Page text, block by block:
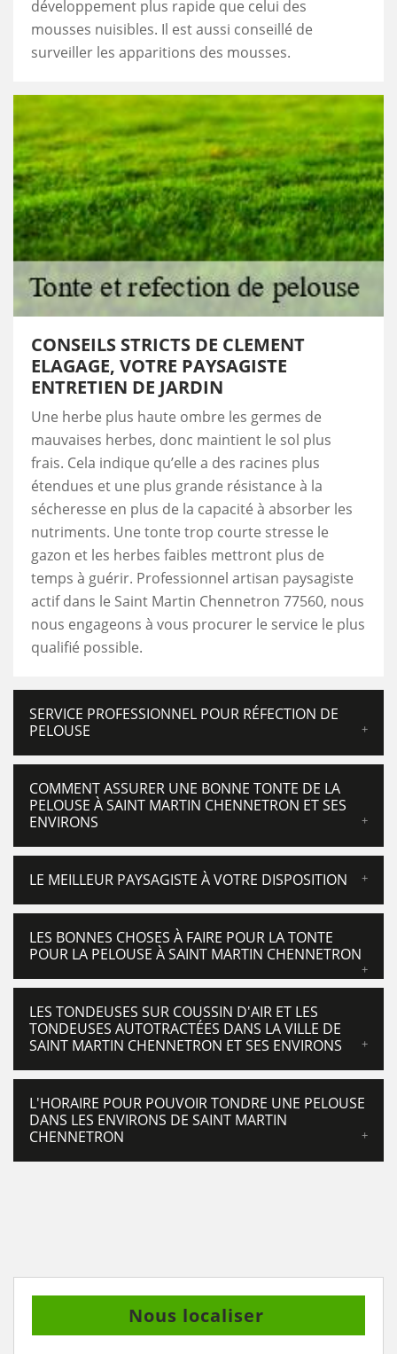
développement plus rapide que celui des
mousses nuisibles. Il est aussi conseillé de
surveiller les apparitions des mousses.
CONSEILS STRICTS DE CLEMENT
ELAGAGE, VOTRE PAYSAGISTE
ENTRETIEN DE JARDIN
Une herbe plus haute ombre les germes de
mauvaises herbes, donc maintient le sol plus
frais. Cela indique qu’elle a des racines plus
étendues et une plus grande résistance à la
sécheresse en plus de la capacité à absorber les
nutriments. Une tonte trop courte stresse le
gazon et les herbes faibles mettront plus de
temps à guérir. Professionnel artisan paysagiste
actif dans le Saint Martin Chennetron 77560, nous
nous engageons à vous procurer le service le plus
qualifié possible.
SERVICE PROFESSIONNEL POUR RÉFECTION DE
PELOUSE
COMMENT ASSURER UNE BONNE TONTE DE LA
PELOUSE À SAINT MARTIN CHENNETRON ET SES
ENVIRONS
LE MEILLEUR PAYSAGISTE À VOTRE DISPOSITION
LES BONNES CHOSES À FAIRE POUR LA TONTE
POUR LA PELOUSE À SAINT MARTIN CHENNETRON
LES TONDEUSES SUR COUSSIN D'AIR ET LES
TONDEUSES AUTOTRACTÉES DANS LA VILLE DE
SAINT MARTIN CHENNETRON ET SES ENVIRONS
L'HORAIRE POUR POUVOIR TONDRE UNE PELOUSE
DANS LES ENVIRONS DE SAINT MARTIN
CHENNETRON
Nous localiser